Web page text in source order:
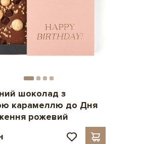
шоколад з
карамеллю до Дня
рожевий